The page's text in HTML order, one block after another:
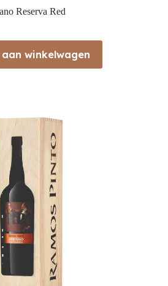
Reserva Red
winkelwagen